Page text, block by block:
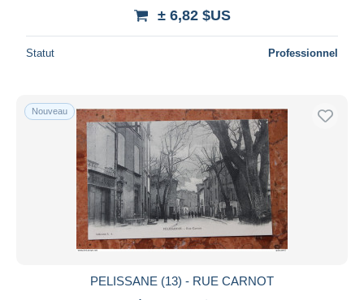
± 6,82 $US
Statut Professionnel
Nouveau
PELISSANE (13) - RUE CARNOT